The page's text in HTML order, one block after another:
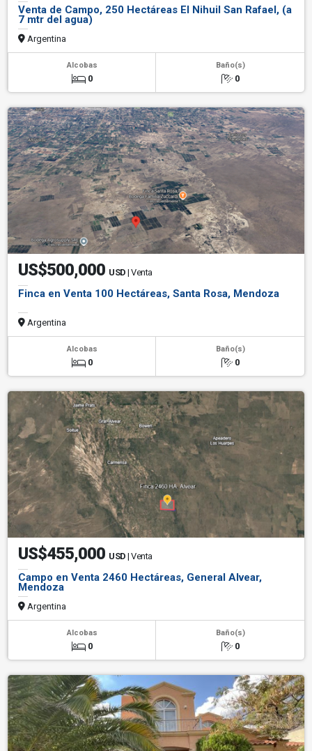
Venta de Campo, 250 Hectáreas El Nihuil San Rafael, (a
7 mtr del agua)
Argentina
Alcobas
0
Baño(s)
0
US$500,000 USD | Venta
Finca en Venta 100 Hectáreas, Santa Rosa, Mendoza
Argentina
Alcobas
0
Baño(s)
0
US$455,000 USD | Venta
Campo en Venta 2460 Hectáreas, General Alvear,
Mendoza
Argentina
Alcobas
0
Baño(s)
0